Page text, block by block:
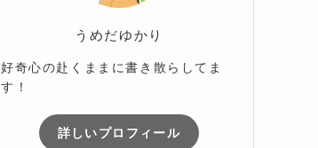
うめだゆかり
好奇心の赴くままに書き散らしてま
す！
詳しいプロフィール